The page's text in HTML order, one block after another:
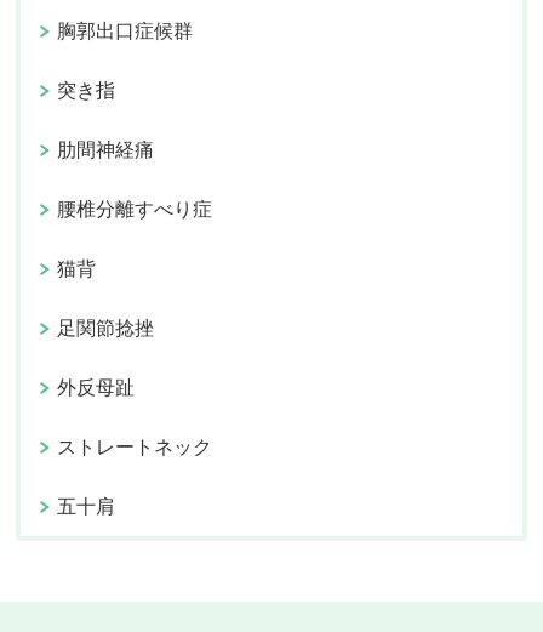
胸郭出口症候群
突き指
肋間神経痛
腰椎分離すべり症
猫背
足関節捻挫
外反母趾
ストレートネック
五十肩